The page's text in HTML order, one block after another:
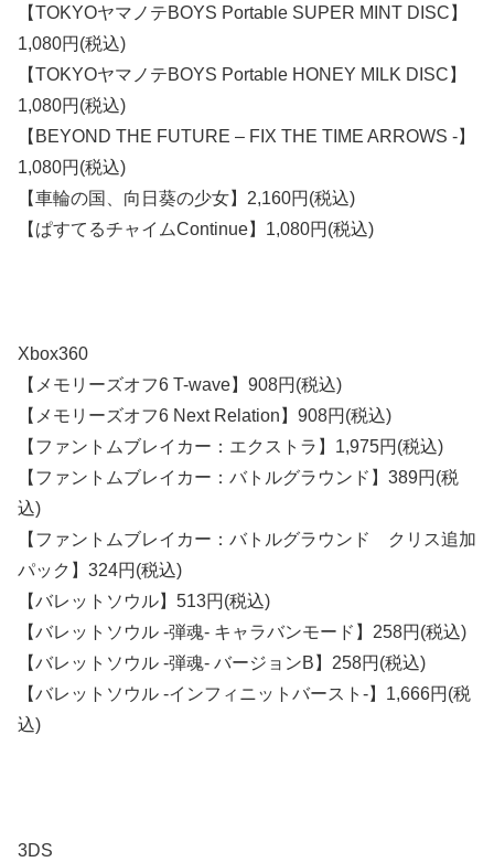
【TOKYOヤマノテBOYS Portable SUPER MINT DISC】
1,080円(税込)
【TOKYOヤマノテBOYS Portable HONEY MILK DISC】
1,080円(税込)
【BEYOND THE FUTURE – FIX THE TIME ARROWS -】
1,080円(税込)
【車輪の国、向日葵の少女】2,160円(税込)
【ぱすてるチャイムContinue】1,080円(税込)
Xbox360
【メモリーズオフ6 T-wave】908円(税込)
【メモリーズオフ6 Next Relation】908円(税込)
【ファントムブレイカー：エクストラ】1,975円(税込)
【ファントムブレイカー：バトルグラウンド】389円(税
込)
【ファントムブレイカー：バトルグラウンド クリス追加
パック】324円(税込)
【バレットソウル】513円(税込)
【バレットソウル -弾魂- キャラバンモード】258円(税込)
【バレットソウル -弾魂- バージョンB】258円(税込)
【バレットソウル -インフィニットバースト-】1,666円(税
込)
3DS